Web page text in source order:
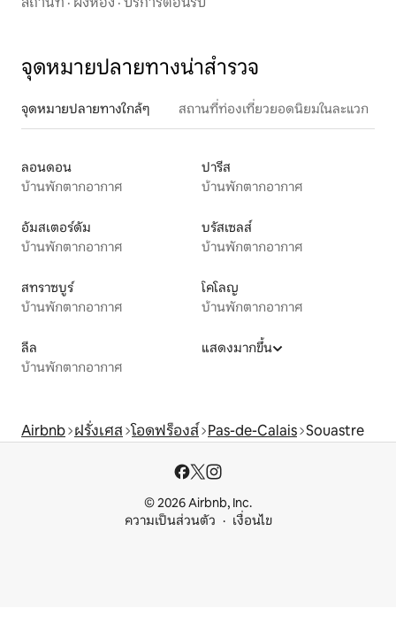
จุดหมายปลายทางน่าสำรวจ
จุดหมายปลายทางใกล้ๆ สถานที่ท่องเที่ยวยอดนิยมในละแวก
ลอนดอน
บ้านพักตากอากาศ
ปารีส
บ้านพักตากอากาศ
อัมสเตอร์ดัม
บ้านพักตากอากาศ
บรัสเซลส์
บ้านพักตากอากาศ
สทราซบูร์
บ้านพักตากอากาศ
โคโลญ
บ้านพักตากอากาศ
ลีล
บ้านพักตากอากาศ
แสดงมากขึ้น
Airbnb ฝรั่งเศส โอดฟร็องส์ Pas-de-Calais Souastre
© 2026 Airbnb, Inc.
ความเป็นส่วนตัว
เงื่อนไข